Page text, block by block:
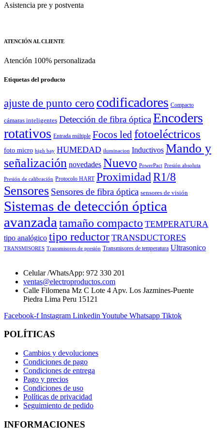
Asistencia pre y postventa
ATENCIÓN AL CLIENTE
Atención 100% personalizada
Etiquetas del producto
ajuste de punto cero codificadores Compacto
cámaras inteligentes Detección de fibra ópticaEncoders
rotativos Entrada múltiple Focos led fotoeléctricos
foto micro high bay HUMEDAD iluminacion Inductivos Mando y
señalización novedades Nuevo PowerPact Presión absoluta
Presión de calibración Protocolo HART ProximidadR1/8
Sensores Sensores de fibra óptica sensores de visión
Sistemas de detección óptica
avanzada tamaño compacto TEMPERATURA
tipo analógico tipo reductor TRANSDUCTORES
TRANSMISORES Transmisores de presión Transmisores de temperatura Ultrasonico
Celular /WhatsApp: 972 330 201
ventas@electroproductos.com
Calle Filomena Mz C Lote 4 Apv. Los Jazmines-Puente
Piedra Lima Peru 15121
Facebook-f Instagram Linkedin Youtube Whatsapp Tiktok
POLÍTICAS
Cambios y devoluciones
Condiciones de pago
Condiciones de entrega
Pago y precios
Condiciones de uso
Políticas de privacidad
Seguimiento de pedido
INFORMACIONES